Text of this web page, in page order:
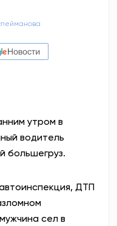
утром в
водитель
большегруз.
ДТП
сел в